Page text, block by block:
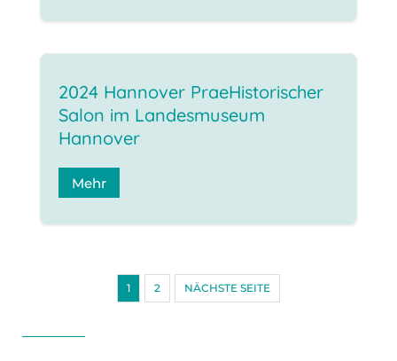
2024 Hannover PraeHistorischer
Salon im Landesmuseum
Hannover
Mehr
1 2 NÄCHSTE SEITE